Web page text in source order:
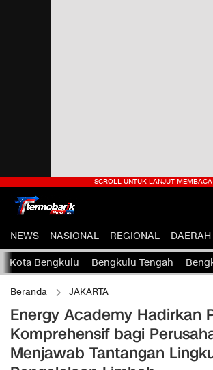
NEWS NASIONAL REGIONAL DAERAH
Kota Bengkulu Bengkulu Tengah
Beranda JAKARTA
Energy Academy Hadirkan
Komprehensif bagi
Menjawab Tantangan